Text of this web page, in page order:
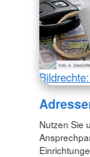
Nutzen Sie